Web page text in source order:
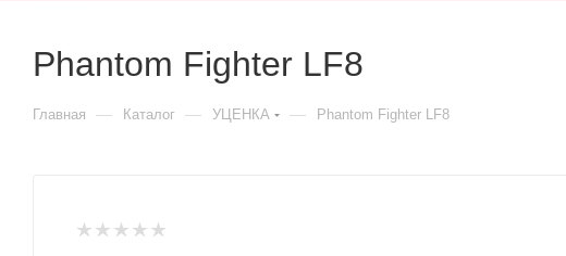
Phantom Fighter LF8
Главная — Каталог — УЦЕНКА — Phantom Fighter LF8